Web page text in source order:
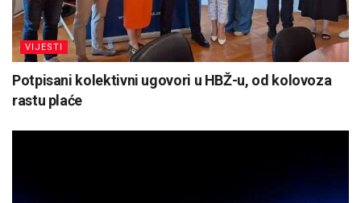
VIJESTI
Potpisani kolektivni ugovori u HBŽ-u, od kolovoza
rastu plaće